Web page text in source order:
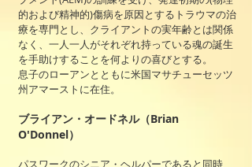
的および精神的)傷病を原因とするトラウマの治
療を専門とし、クライアントの実年齢とは関係
なく、一人一人がそれぞれ持っている魂の誕生
を手助けすることを何よりの喜びとする。
息子のローアンとともに米国マサチューセッツ
州アマーストに在住。
ブライアン・オードネル（Brian
O'Donnel）
パスワークのシニア・ヘルパーであると同時